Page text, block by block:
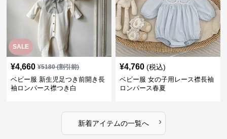
SALE
¥4,660 ¥5180(割引前)
ベビー服 新生児足つき前開き長
袖ロンパース襟つき白
¥4,760 (税込)
ベビー服 女の子用レース襟長袖
ロンパース春夏
新着アイテムの一覧へ ›